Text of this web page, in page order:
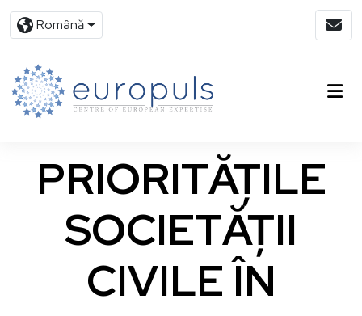
Română
PRIORITĂȚILE
SOCIETĂȚII
CIVILE ÎN